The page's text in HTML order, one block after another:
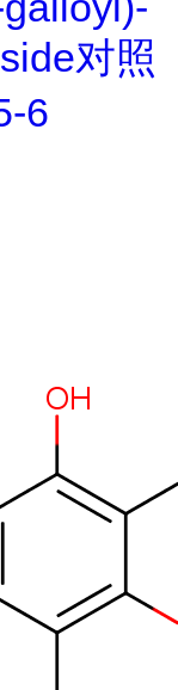
对照
6